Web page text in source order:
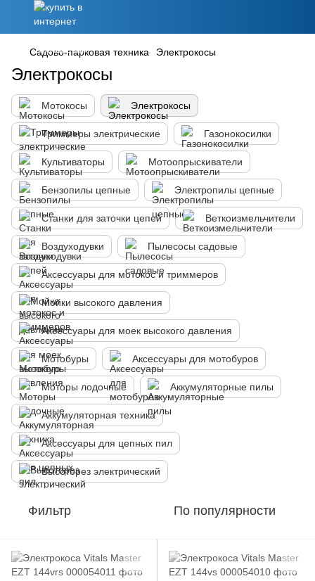
Садово-парковая техника Электрокосы
Электрокосы
Мотокосы Электрокосы
Триммеры электрические Газонокосилки
Культиваторы Мотоопрыскиватели
Бензопилы цепные Электропилы цепные
Станки для заточки цепей Веткоизмельчители
Воздуходувки Пылесосы садовые
Аксессуары для мотокос и триммеров
Мойки высокого давления
Аксессуары для моек высокого давления
Мотобуры Аксессуары для мотобуров
Моторы лодочные Аккумуляторные пилы
Аккумуляторная техника
Аксессуары для цепных пил
Высоторез электрический
Фильтр По популярности